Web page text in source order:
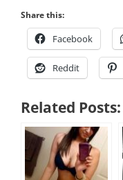
Share this:
Facebook
Reddit
Related Posts: